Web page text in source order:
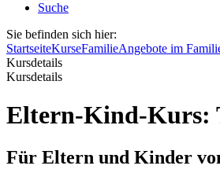
Suche
Sie befinden sich hier:
StartseiteKurseFamilieAngebote im
Kursdetails
Kursdetails
Eltern-Kind-Kurs:
Für Eltern und Kinder